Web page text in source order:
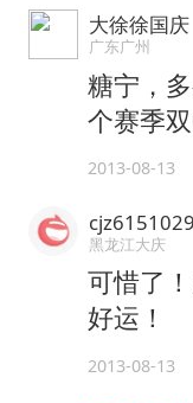
大徐徐国庆
广东广州
糖宁，
个赛季双
2013-08-13
cjz6151029
黑龙江大庆
可惜了
好运！
2013-08-13